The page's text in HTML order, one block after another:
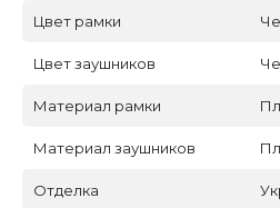
Цвет рамки
Цвет заушников
Материал рамки
Материал заушников
Отделка